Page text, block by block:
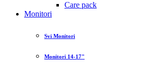
Care pack
Monitori
Svi Monitori
Monitori 14-17"